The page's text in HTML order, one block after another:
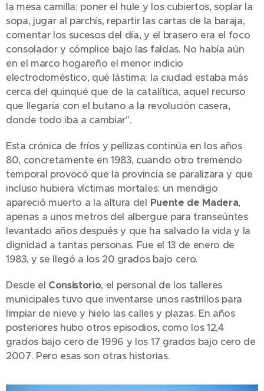
la mesa camilla: poner el hule y los cubiertos, soplar la
sopa, jugar al parchís, repartir las cartas de la baraja,
comentar los sucesos del día, y el brasero era el foco
consolador y cómplice bajo las faldas. No había aún
en el marco hogareño el menor indicio
electrodoméstico, qué lástima; la ciudad estaba más
cerca del quinqué que de la catalítica, aquel recurso
que llegaría con el butano a la revolución casera,
donde todo iba a cambiar".
Esta crónica de fríos y pellizas continúa en los años
80, concretamente en 1983, cuando otro tremendo
temporal provocó que la provincia se paralizara y que
incluso hubiera víctimas mortales: un mendigo
apareció muerto a la altura del Puente de Madera,
apenas a unos metros del albergue para transeúntes
levantado años después y que ha salvado la vida y la
dignidad a tantas personas. Fue el 13 de enero de
1983, y se llegó a los 20 grados bajo cero.
Desde el Consistorio, el personal de los talleres
municipales tuvo que inventarse unos rastrillos para
limpiar de nieve y hielo las calles y plazas. En años
posteriores hubo otros episodios, como los 12,4
grados bajo cero de 1996 y los 17 grados bajo cero de
2007. Pero esas son otras historias.